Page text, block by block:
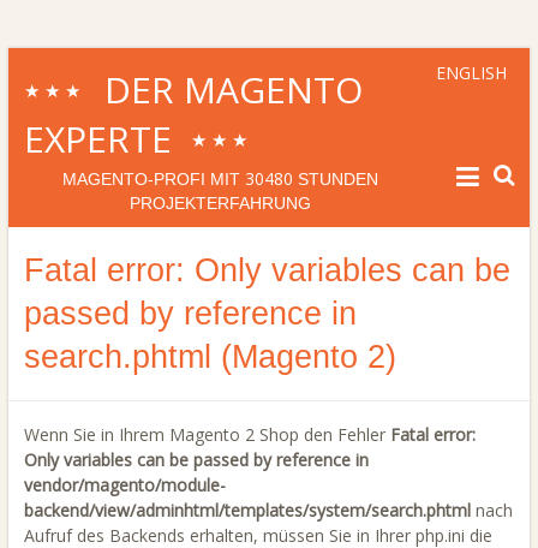
★★★
DER MAGENTO
EXPERTE
★★★
MAGENTO-PROFI MIT 30480 STUNDEN
PROJEKTERFAHRUNG
ENGLISH
Fatal error: Only variables can be
passed by reference in
search.phtml (Magento 2)
Wenn Sie in Ihrem Magento 2 Shop den Fehler Fatal error:
Only variables can be passed by reference in
vendor/magento/module-
backend/view/adminhtml/templates/system/search.phtmlnach
Aufruf des Backends erhalten, müssen Sie in Ihrer php.ini die